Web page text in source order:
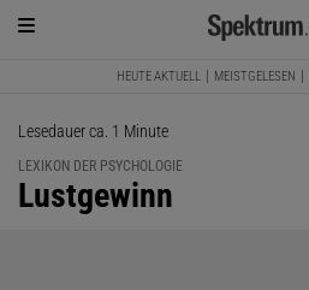
HEUTE AKTUELL MEISTGELESEN
Lesedauer ca. 1 Minute
LEXIKON DER PSYCHOLOGIE
:
Lustgewinn